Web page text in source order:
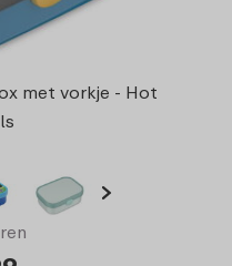
met vorkje - Hot